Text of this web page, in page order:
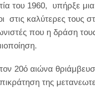
του 1960, υπήρξε
στις καλύτερες τους
που η δράση
20ό αιώνα
της